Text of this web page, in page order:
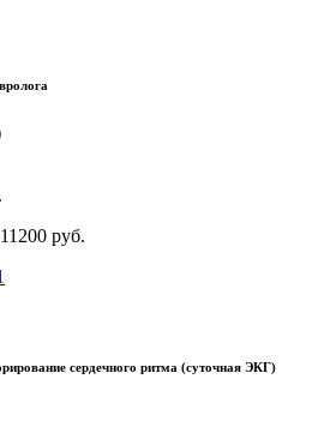
руб.
сердечного ритма (суточная ЭКГ)